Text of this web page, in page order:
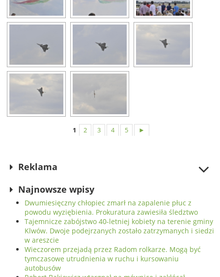
1 2 3 4 5 ►
Reklama
Najnowsze wpisy
Dwumiesięczny chłopiec zmarł na zapalenie płuc z
powodu wyziębienia. Prokuratura zawiesiła śledztwo
Tajemnicze zabójstwo 40-letniej kobiety na terenie gminy
Klwów. Dwoje podejrzanych zostało zatrzymanych i siedzi
w areszcie
Wieczorem przejadą przez Radom rolkarze. Mogą być
tymczasowe utrudnienia w ruchu i kursowaniu
autobusów